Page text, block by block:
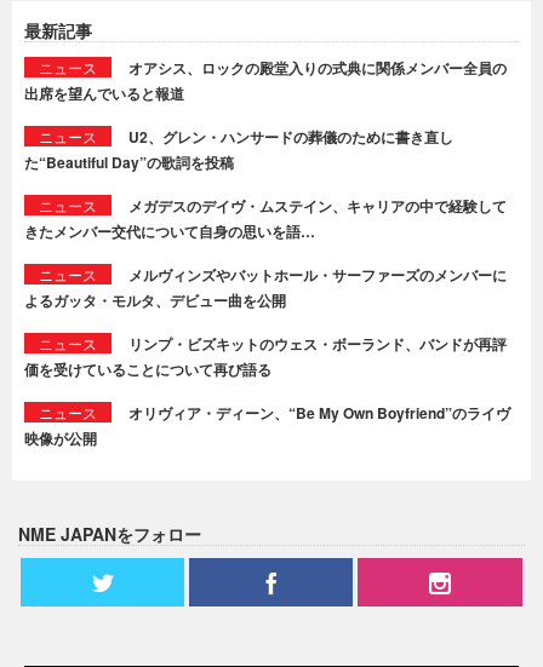
最新記事
ニュース
オアシス、ロックの殿堂入りの式典に関係メンバー全員の
出席を望んでいると報道
ニュース
U2、グレン・ハンサードの葬儀のために書き直し
た“Beautiful Day”の歌詞を投稿
ニュース
メガデスのデイヴ・ムステイン、キャリアの中で経験して
きたメンバー交代について自身の思いを語…
ニュース
メルヴィンズやバットホール・サーファーズのメンバーに
よるガッタ・モルタ、デビュー曲を公開
ニュース
リンプ・ビズキットのウェス・ボーランド、バンドが再評
価を受けていることについて再び語る
ニュース
オリヴィア・ディーン、“Be My Own Boyfriend”のライヴ
映像が公開
NME JAPANをフォロー